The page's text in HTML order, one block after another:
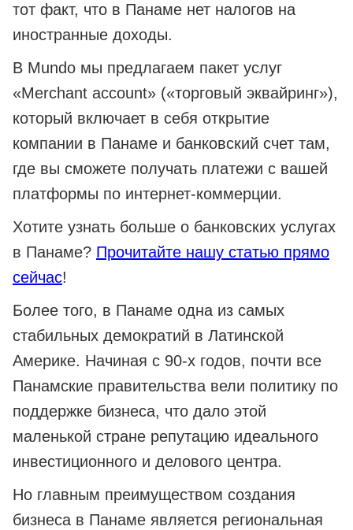
тот факт, что в Панаме нет налогов на
иностранные доходы.
В Mundo мы предлагаем пакет услуг
«Merchant account» («торговый эквайринг»),
который включает в себя открытие
компании в Панаме и банковский счет там,
где вы сможете получать платежи с вашей
платформы по интернет-коммерции.
Хотите узнать больше о банковских услугах
в Панаме? Прочитайте нашу статью прямо
сейчас!
Более того, в Панаме одна из самых
стабильных демократий в Латинской
Америке. Начиная с 90-х годов, почти все
Панамские правительства вели политику по
поддержке бизнеса, что дало этой
маленькой стране репутацию идеального
инвестиционного и делового центра.
Но главным преимуществом создания
бизнеса в Панаме является региональная